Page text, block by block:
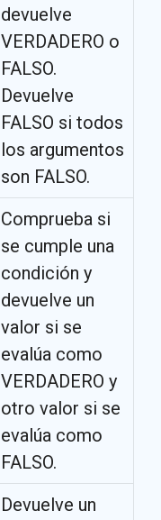
devuelve
VERDADERO o
FALSO.
Devuelve
FALSO si todos
los argumentos
son FALSO.
Comprueba si
se cumple una
condición y
devuelve un
valor si se
evalúa como
VERDADERO y
otro valor si se
evalúa como
FALSO.
Devuelve un